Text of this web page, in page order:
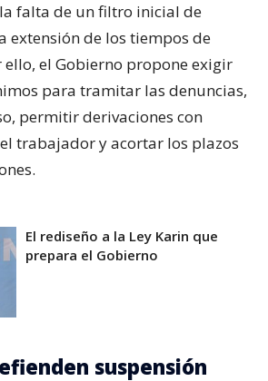
falta de un filtro inicial de
de los tiempos de
ello, el Gobierno propone exigir
para tramitar las denuncias,
permitir derivaciones con
trabajador y acortar los plazos
El rediseño a la Ley Karin que
prepara el Gobierno
suspensión